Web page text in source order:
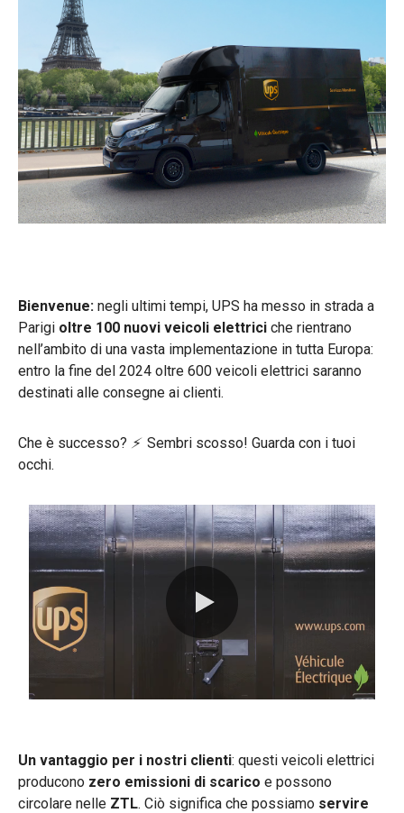
Bienvenue: negli ultimi tempi, UPS ha messo in strada a
Parigi oltre 100 nuovi veicoli elettrici che rientrano
nell’ambito di una vasta implementazione in tutta Europa:
entro la fine del 2024 oltre 600 veicoli elettrici saranno
destinati alle consegne ai clienti.
Che è successo? ⚡ Sembri scosso! Guarda con i tuoi
occhi.
0:00 / 0:32
Un vantaggio per i nostri clienti: questi veicoli elettrici
producono zero emissioni di scarico e possono
circolare nelle ZTL. Ciò significa che possiamo servire